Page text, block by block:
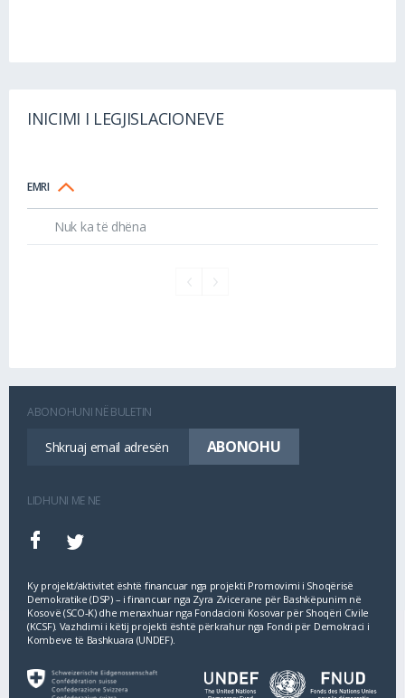
INICIMI I LEGJISLACIONEVE
EMRI
Nuk ka të dhëna
ABONOHUNI NË BULETIN
LIDHUNI ME NE
Ky projekt/aktivitet është financuar nga projekti Promovimi i Shoqërisë
Demokratike (DSP) – i financuar nga Zyra Zvicerane për Bashkëpunim në
Kosovë (SCO‐K) dhe menaxhuar nga Fondacioni Kosovar për Shoqëri Civile
(KCSF). Vazhdimi i këtij projekti është përkrahur nga Fondi për Demokraci i
Kombeve të Bashkuara (UNDEF).